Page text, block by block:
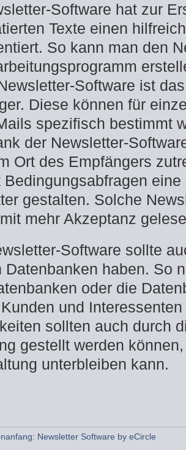
Software hat zur
Texte einen
So kann man den
Software ist
Diese können für
spezifisch bestimmt
der Newsletter-
Ort des Empfängers
Bedingungsabfragen
gestalten. Solche
mehr Akzeptanz
Software sollte
Datenbanken haben. So
oder die
und
sollten auch durch
gestellt werden
unterbleiben kann.­
Newsletter Software by eCircle